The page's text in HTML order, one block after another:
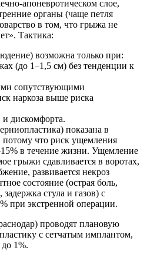
апоневротическом слое,
органы (чаще петля
в том, что грыжа не
Тактика:
возможна только при:
(до 1–1,5 см) без тенденции к
сопутствующими
наркоза выше риска
и дискомфорта.
показана в
потому что риск ущемления
в течение жизни. Ущемление
грыжи сдавливается в воротах,
развивается некроз
состояние (острая боль,
стула и газов) с
при экстренной операции.
проводят плановую
с сетчатым имплантом,
1%.